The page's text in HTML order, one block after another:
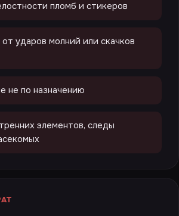
пломб и стикеров
ударов молний или скачков
не по назначению
элементов, следы